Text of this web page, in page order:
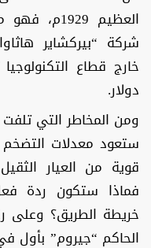
شركة “بيركشاير
خارج قطاع
دولار.
ومن المخاطر التي
ستعود معدلات التضخم
قوية من العيار
فماذا ستكون ردة
خريطة الطريق؟ وعلى
الحاكم “جيروم” بأول